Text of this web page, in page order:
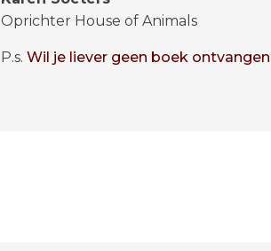
Oprichter House of Animals
P.s. Wil je liever geen boek